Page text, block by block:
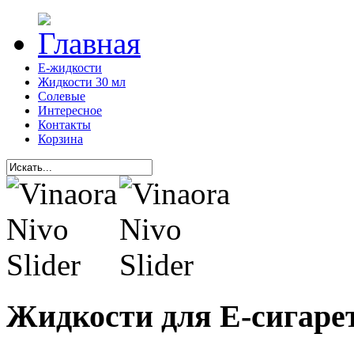
Е-жидкости
Жидкости 30 мл
Солевые
Интересное
Контакты
Корзина
Жидкости для Е-